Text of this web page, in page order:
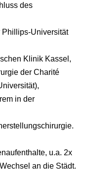
des
Phillips-Universität
Klinik Kassel,
der Charité
in der
u.a. 2x
an die Städt.